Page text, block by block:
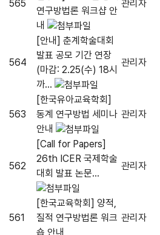
565
연구방법론 워크샵 안
내
관리자
564
[안내] 춘계학술대회
발표 공모 기간 연장
(마감: 2.25(수) 18시
까...
관리자
563
[한국유아교육학회]
동계 연구방법 세미나
안내
관리자
562
[Call for Papers]
26th ICER 국제학술
대회 발표 논문...
관리자
561
[한국교육학회] 양적,
질적 연구방법론 워크
숍 안내
관리자